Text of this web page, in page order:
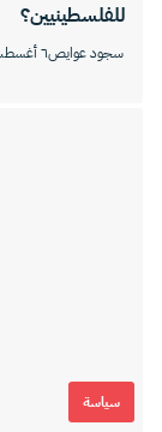
للفلسطينيين؟
سجود عوايص٦ أغسطس ٢٠٢٦
سياسة